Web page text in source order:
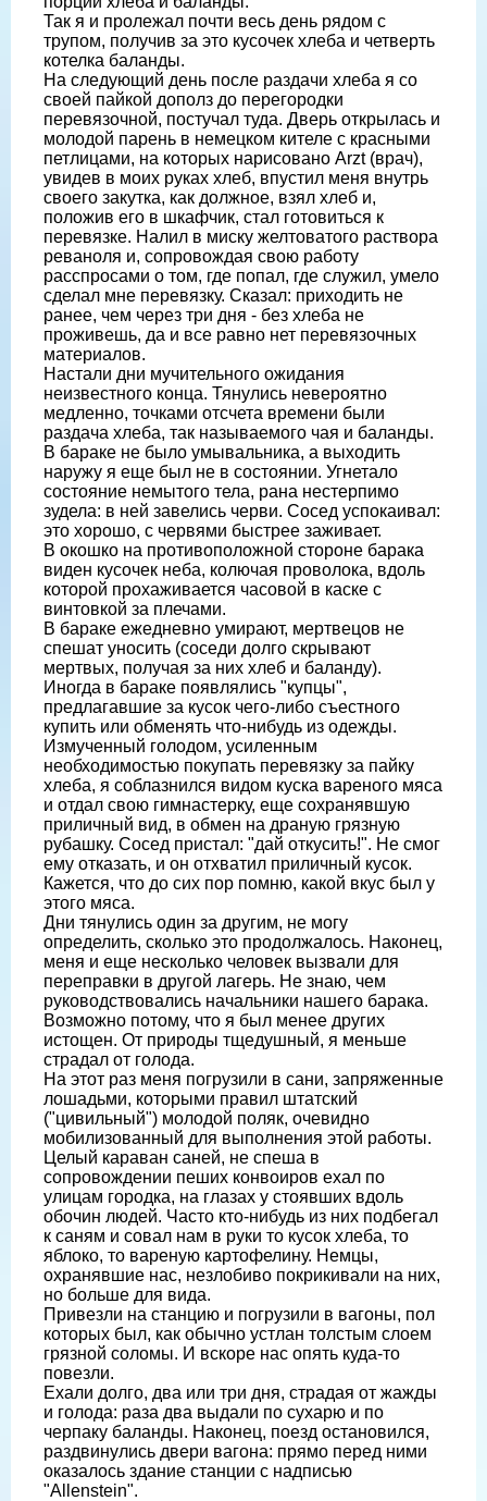
Так я и пролежал почти весь день рядом с
трупом, получив за это кусочек хлеба и четверть
котелка баланды.
На следующий день после раздачи хлеба я со
своей пайкой дополз до перегородки
перевязочной, постучал туда. Дверь открылась и
молодой парень в немецком кителе с красными
петлицами, на которых нарисовано Arzt (врач),
увидев в моих руках хлеб, впустил меня внутрь
своего закутка, как должное, взял хлеб и,
положив его в шкафчик, стал готовиться к
перевязке. Налил в миску желтоватого раствора
реваноля и, сопровождая свою работу
расспросами о том, где попал, где служил, умело
сделал мне перевязку. Сказал: приходить не
ранее, чем через три дня - без хлеба не
проживешь, да и все равно нет перевязочных
материалов.
Настали дни мучительного ожидания
неизвестного конца. Тянулись невероятно
медленно, точками отсчета времени были
раздача хлеба, так называемого чая и баланды.
В бараке не было умывальника, а выходить
наружу я еще был не в состоянии. Угнетало
состояние немытого тела, рана нестерпимо
зудела: в ней завелись черви. Сосед успокаивал:
это хорошо, с червями быстрее заживает.
В окошко на противоположной стороне барака
виден кусочек неба, колючая проволока, вдоль
которой прохаживается часовой в каске с
винтовкой за плечами.
В бараке ежедневно умирают, мертвецов не
спешат уносить (соседи долго скрывают
мертвых, получая за них хлеб и баланду).
Иногда в бараке появлялись "купцы",
предлагавшие за кусок чего-либо съестного
купить или обменять что-нибудь из одежды.
Измученный голодом, усиленным
необходимостью покупать перевязку за пайку
хлеба, я соблазнился видом куска вареного мяса
и отдал свою гимнастерку, еще сохранявшую
приличный вид, в обмен на драную грязную
рубашку. Сосед пристал: "дай откусить!". Не смог
ему отказать, и он отхватил приличный кусок.
Кажется, что до сих пор помню, какой вкус был у
этого мяса.
Дни тянулись один за другим, не могу
определить, сколько это продолжалось. Наконец,
меня и еще несколько человек вызвали для
переправки в другой лагерь. Не знаю, чем
руководствовались начальники нашего барака.
Возможно потому, что я был менее других
истощен. От природы тщедушный, я меньше
страдал от голода.
На этот раз меня погрузили в сани, запряженные
лошадьми, которыми правил штатский
("цивильный") молодой поляк, очевидно
мобилизованный для выполнения этой работы.
Целый караван саней, не спеша в
сопровождении пеших конвоиров ехал по
улицам городка, на глазах у стоявших вдоль
обочин людей. Часто кто-нибудь из них подбегал
к саням и совал нам в руки то кусок хлеба, то
яблоко, то вареную картофелину. Немцы,
охранявшие нас, незлобиво покрикивали на них,
но больше для вида.
Привезли на станцию и погрузили в вагоны, пол
которых был, как обычно устлан толстым слоем
грязной соломы. И вскоре нас опять куда-то
повезли.
Ехали долго, два или три дня, страдая от жажды
и голода: раза два выдали по сухарю и по
черпаку баланды. Наконец, поезд остановился,
раздвинулись двери вагона: прямо перед ними
оказалось здание станции с надписью
"Allenstein".